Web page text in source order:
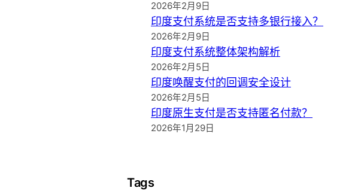
2026年2月9日
印度支付系统是否支持多银行接入？
2026年2月9日
印度支付系统整体架构解析
2026年2月5日
印度唤醒支付的回调安全设计
2026年2月5日
印度原生支付是否支持匿名付款？
2026年1月29日
Tags